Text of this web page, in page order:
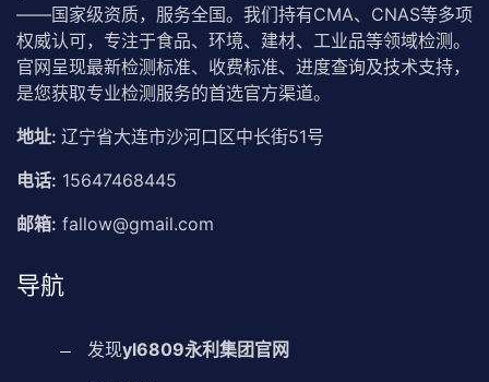
——国家级资质，服务全国。我们持有CMA、CNAS等多项
权威认可，专注于食品、环境、建材、工业品等领域检测。
官网呈现最新检测标准、收费标准、进度查询及技术支持，
是您获取专业检测服务的首选官方渠道。
地址: 辽宁省大连市沙河口区中长街51号
电话: 15647468445
邮箱: fallow@gmail.com
导航
发现yl6809永利集团官网